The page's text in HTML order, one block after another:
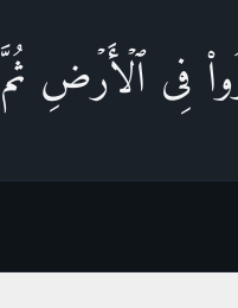
فِی ٱلۡأَرۡضِ